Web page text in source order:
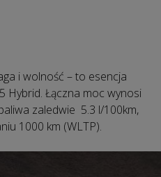
i wolność – to esencja
Hybrid. Łączna moc wynosi
zaledwie 5.3 l/100km,
1000 km (WLTP).